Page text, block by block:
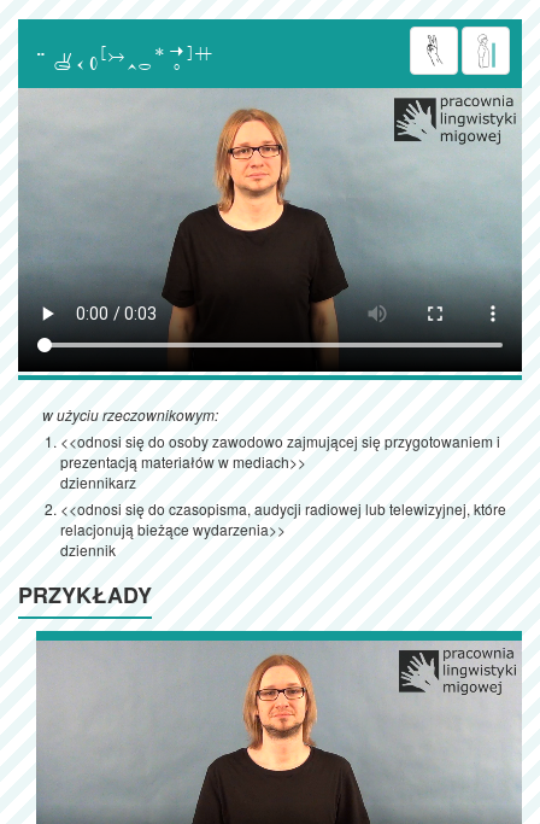

w użyciu rzeczownikowym:
<<odnosi się do osoby zawodowo zajmującej się przygotowaniem i
prezentacją materiałów w mediach>>
dziennikarz
<<odnosi się do czasopisma, audycji radiowej lub telewizyjnej, które
relacjonują bieżące wydarzenia>>
dziennik
PRZYKŁADY